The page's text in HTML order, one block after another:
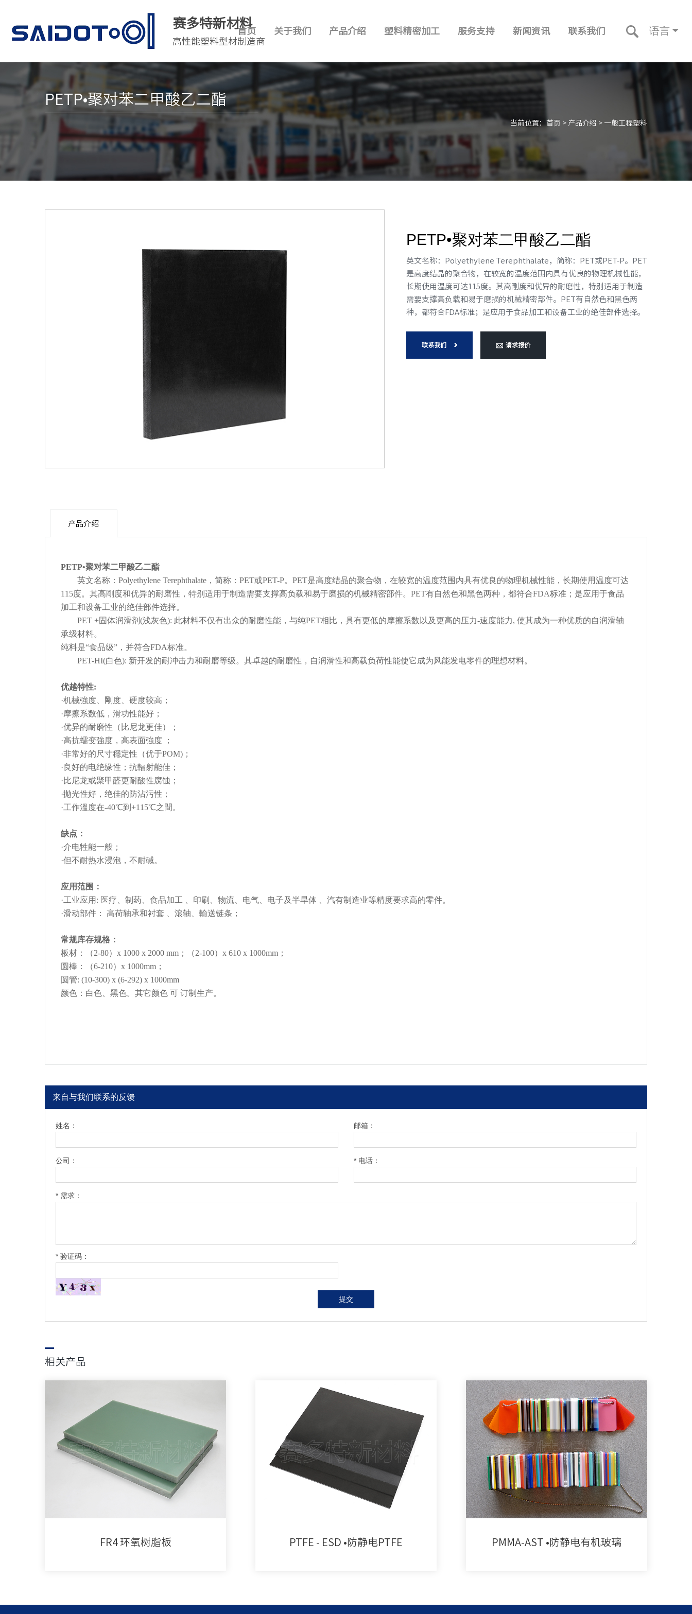
赛多特新材料
高性能塑料型材制造商
首页 关于我们 产品介绍 塑料精密加工 服务支持 新闻资讯 联系我们 语言
PETP•聚对苯二甲酸乙二酯
当前位置： 首页 > 产品介绍 > 一般工程塑料
PETP•聚对苯二甲酸乙二酯
英文名称：Polyethylene Terephthalate，简称：PET或PET-P。PET
是高度结晶的聚合物，在较宽的温度范围内具有优良的物理机械性能，
长期使用温度可达115度。其高剛度和优异的耐磨性，特别适用于制造
需要支撑高负载和易于磨损的机械精密部件。PET有自然色和黑色两
种，都符合FDA标准；是应用于食品加工和设备工业的绝佳部件选择。
联系我们 请求报价
产品介绍
PETP•聚对苯二甲酸乙二酯
英文名称：Polyethylene Terephthalate，简称：PET或PET-P。PET是高度结晶的聚合物，在较宽的温度范围内具有优良的物理机械性能，长期使用温度可达
115度。其高剛度和优异的耐磨性，特别适用于制造需要支撑高负载和易于磨损的机械精密部件。PET有自然色和黑色两种，都符合FDA标准；是应用于食品
加工和设备工业的绝佳部件选择。
PET +固体润滑剂(浅灰色): 此材料不仅有出众的耐磨性能，与纯PET相比，具有更低的摩擦系数以及更高的压力-速度能力, 使其成为一种优质的自润滑轴
承级材料。
纯料是“食品级”，并符合FDA标准。
PET-HI(白色): 新开发的耐冲击力和耐磨等级。其卓越的耐磨性，自润滑性和高载负荷性能使它成为风能发电零件的理想材料。
优越特性:
·机械強度、剛度、硬度较高；
·摩擦系数低，滑功性能好；
·优异的耐磨性（比尼龙更佳）；
·高抗蠕变強度，高表面強度 ；
·非常好的尺寸穩定性（优于POM)；
·良好的电绝缘性；抗輻射能佳；
·比尼龙或聚甲醛更耐酸性腐蚀；
·拋光性好，绝佳的防沾污性；
·工作溫度在-40℃到+115℃之間。
缺点：
·介电牲能一般；
·但不耐热水浸泡，不耐碱。
应用范围：
·工业应用: 医疗、制药、食品加工 、印刷、物流、电气、电子及半旱体 、汽有制造业等精度要求高的零件。
·滑动部件： 高荷轴承和衬套 、滾轴、輸送链条；
常规库存规格：
板材：（2-80）x 1000 x 2000 mm；（2-100）x 610 x 1000mm；
圆棒：（6-210）x 1000mm；
圆管: (10-300) x (6-292) x 1000mm
颜色：白色、黑色。其它颜色 可 订制生产。
来自与我们联系的反馈
姓名： 邮箱：
公司： * 电话：
* 需求：
* 验证码：
提交
相关产品
FR4 环氧树脂板 PTFE - ESD •防静电PTFE PMMA-AST •防静电有机玻璃